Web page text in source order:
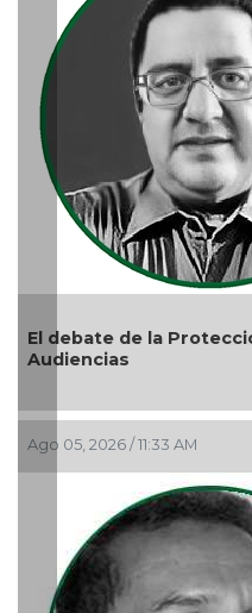
El debate de la
Audiencias
Ago 05, 2026 / 11:33 AM